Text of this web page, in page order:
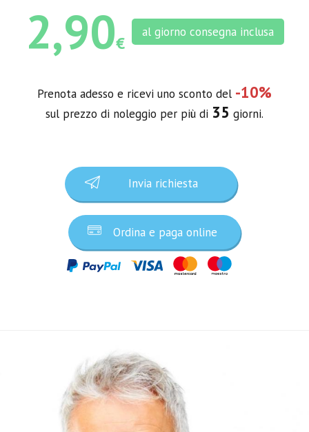
2,90€
al giorno consegna inclusa
Prenota adesso e ricevi uno sconto del -10%
sul prezzo di noleggio per più di 35 giorni.
Invia richiesta
Ordina e paga online